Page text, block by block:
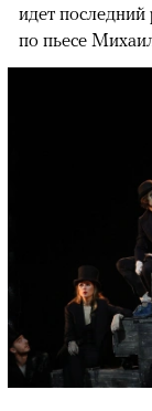
идет последний
по пьесе